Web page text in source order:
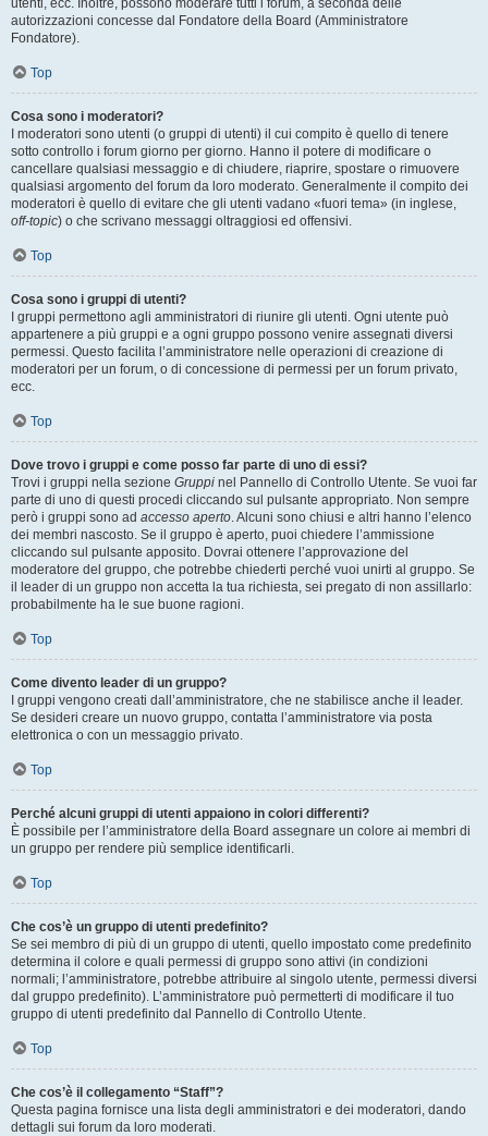
utenti, ecc. Inoltre, possono moderare tutti i forum, a seconda delle
autorizzazioni concesse dal Fondatore della Board (Amministratore
Fondatore).
Top
Cosa sono i moderatori?
I moderatori sono utenti (o gruppi di utenti) il cui compito è quello di tenere
sotto controllo i forum giorno per giorno. Hanno il potere di modificare o
cancellare qualsiasi messaggio e di chiudere, riaprire, spostare o rimuovere
qualsiasi argomento del forum da loro moderato. Generalmente il compito dei
moderatori è quello di evitare che gli utenti vadano «fuori tema» (in inglese,
off-topic) o che scrivano messaggi oltraggiosi ed offensivi.
Top
Cosa sono i gruppi di utenti?
I gruppi permettono agli amministratori di riunire gli utenti. Ogni utente può
appartenere a più gruppi e a ogni gruppo possono venire assegnati diversi
permessi. Questo facilita l’amministratore nelle operazioni di creazione di
moderatori per un forum, o di concessione di permessi per un forum privato,
ecc.
Top
Dove trovo i gruppi e come posso far parte di uno di essi?
Trovi i gruppi nella sezione Gruppi nel Pannello di Controllo Utente. Se vuoi far
parte di uno di questi procedi cliccando sul pulsante appropriato. Non sempre
però i gruppi sono ad accesso aperto. Alcuni sono chiusi e altri hanno l’elenco
dei membri nascosto. Se il gruppo è aperto, puoi chiedere l’ammissione
cliccando sul pulsante apposito. Dovrai ottenere l’approvazione del
moderatore del gruppo, che potrebbe chiederti perché vuoi unirti al gruppo. Se
il leader di un gruppo non accetta la tua richiesta, sei pregato di non assillarlo:
probabilmente ha le sue buone ragioni.
Top
Come divento leader di un gruppo?
I gruppi vengono creati dall’amministratore, che ne stabilisce anche il leader.
Se desideri creare un nuovo gruppo, contatta l’amministratore via posta
elettronica o con un messaggio privato.
Top
Perché alcuni gruppi di utenti appaiono in colori differenti?
È possibile per l’amministratore della Board assegnare un colore ai membri di
un gruppo per rendere più semplice identificarli.
Top
Che cos’è un gruppo di utenti predefinito?
Se sei membro di più di un gruppo di utenti, quello impostato come predefinito
determina il colore e quali permessi di gruppo sono attivi (in condizioni
normali; l’amministratore, potrebbe attribuire al singolo utente, permessi diversi
dal gruppo predefinito). L’amministratore può permetterti di modificare il tuo
gruppo di utenti predefinito dal Pannello di Controllo Utente.
Top
Che cos’è il collegamento “Staff”?
Questa pagina fornisce una lista degli amministratori e dei moderatori, dando
dettagli sui forum da loro moderati.